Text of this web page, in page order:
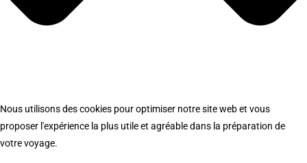
Nous utilisons des cookies pour optimiser notre site web et vous
proposer l'expérience la plus utile et agréable dans la préparation de
votre voyage.